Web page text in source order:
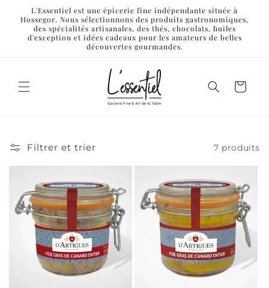
passer
au
contenu
L'Essentiel est une épicerie fine indépendante située à
Hossegor. Nous sélectionnons des produits gastronomiques,
des spécialités artisanales, des thés, chocolats, huiles
d'exception et idées cadeaux pour les amateurs de belles
découvertes gourmandes.
Panier
Filtrer et trier 7 produits